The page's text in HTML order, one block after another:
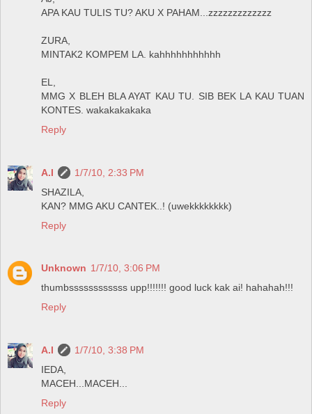
APA KAU TULIS TU? AKU X PAHAM...zzzzzzzzzzzzz
ZURA,
MINTAK2 KOMPEM LA. kahhhhhhhhhhh
EL,
MMG X BLEH BLA AYAT KAU TU. SIB BEK LA KAU TUAN
KONTES. wakakakakaka
Reply
A.I
1/7/10, 2:33 PM
SHAZILA,
KAN? MMG AKU CANTEK..! (uwekkkkkkkk)
Reply
Unknown 1/7/10, 3:06 PM
thumbssssssssssss upp!!!!!!! good luck kak ai! hahahah!!!
Reply
A.I
1/7/10, 3:38 PM
IEDA,
MACEH...MACEH...
Reply